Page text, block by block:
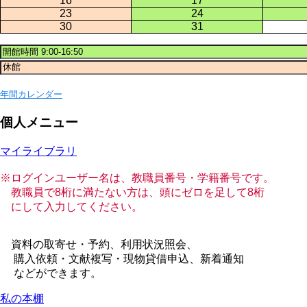
23
24
30
31
年間カレンダー
個人メニュー
マイライブラリ
※ログインユーザー名は、教職員番号・学籍番号です。
教職員で8桁に満たない方は、頭にゼロを足して8桁
にして入力してください。
資料の取寄せ・予約、利用状況照会、
購入依頼・文献複写・現物貸借申込、新着通知
などができます。
私の本棚